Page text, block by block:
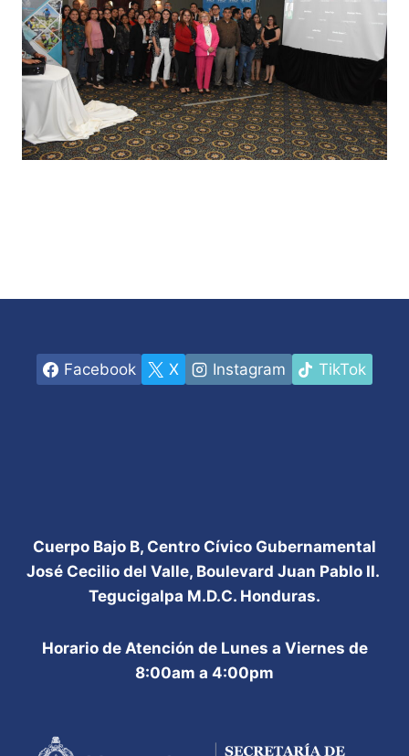
Facebook X Instagram TikTok
Cuerpo Bajo B, Centro Cívico Gubernamental
José Cecilio del Valle, Boulevard Juan Pablo II.
Tegucigalpa M.D.C. Honduras.
Horario de Atención de Lunes a Viernes de
8:00am a 4:00pm